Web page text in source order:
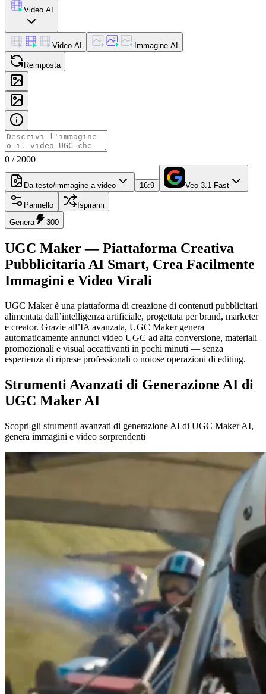
Video AI
Video AI Immagine AI
Reimposta
0 / 2000
Da testo/immagine a video 16:9 Veo 3.1 Fast
Pannello
Ispirami
Genera
300
UGC Maker — Piattaforma Creativa
Pubblicitaria AI Smart, Crea Facilmente
Immagini e Video Virali
UGC Maker è una piattaforma di creazione di contenuti pubblicitari
alimentata dall’intelligenza artificiale, progettata per brand, marketer
e creator. Grazie all’IA avanzata, UGC Maker genera
automaticamente annunci video UGC ad alta conversione, materiali
promozionali e visual accattivanti in pochi minuti — senza
esperienza di riprese professionali o noiose operazioni di editing.
Strumenti Avanzati di Generazione AI di
UGC Maker AI
Scopri gli strumenti avanzati di generazione AI di UGC Maker AI,
genera immagini e video sorprendenti